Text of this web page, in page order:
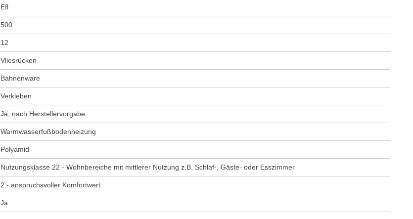
Efl
500
12
Vliesrücken
Bahnenware
Verkleben
Ja, nach Herstellervorgabe
Warmwasserfußbodenheizung
Polyamid
Nutzungsklasse 22 - Wohnbereiche mit mittlerer Nutzung z.B. Schlaf-, Gäste- oder Esszimmer
2 - anspruchsvoller Komfortwert
Ja